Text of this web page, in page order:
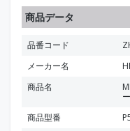
商品データ
品番コード
メーカー名
商品名
商品型番